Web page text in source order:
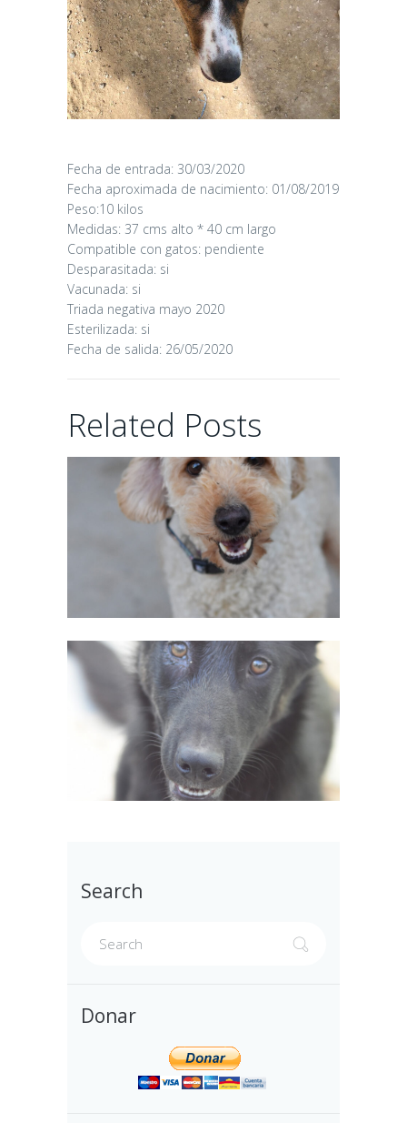
Fecha de entrada: 30/03/2020
Fecha aproximada de nacimiento: 01/08/2019
Peso:10 kilos
Medidas: 37 cms alto * 40 cm largo
Compatible con gatos: pendiente
Desparasitada: si
Vacunada: si
Triada negativa mayo 2020
Esterilizada: si
Fecha de salida: 26/05/2020
Related Posts
CANDY
16/06/2026
02/06/2026
Search
Donar